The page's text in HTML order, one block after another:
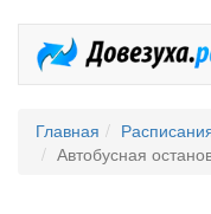
Главная
Автобусная